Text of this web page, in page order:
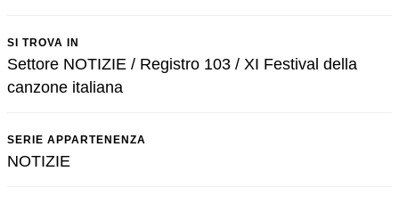
SI TROVA IN
Settore NOTIZIE / Registro 103 / XI Festival della
canzone italiana
SERIE APPARTENENZA
NOTIZIE